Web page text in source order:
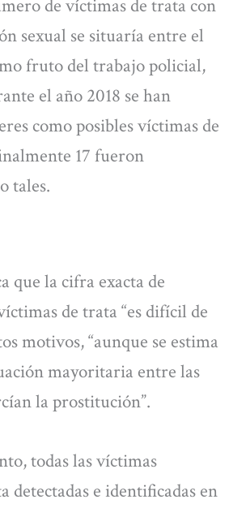
de víctimas de trata con
sexual se situaría entre el
fruto del trabajo policial,
el año 2018 se han
como posibles víctimas de
17 fueron
tales.
que la cifra exacta de
de trata “es difícil de
motivos, “aunque se estima
mayoritaria entre las
la prostitución”.
todas las víctimas
detectadas e identificadas en